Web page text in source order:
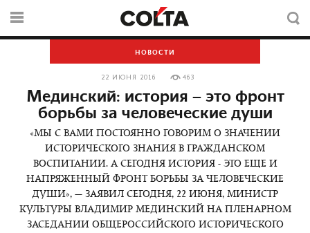
НОВОСТИ
22 ИЮНЯ 2016 463
Мединский: история – это фронт
борьбы за человеческие души
«МЫ С ВАМИ ПОСТОЯННО ГОВОРИМ О ЗНАЧЕНИИ
ИСТОРИЧЕСКОГО ЗНАНИЯ В ГРАЖДАНСКОМ
ВОСПИТАНИИ. А СЕГОДНЯ ИСТОРИЯ - ЭТО ЕЩЕ И
НАПРЯЖЕННЫЙ ФРОНТ БОРЬБЫ ЗА ЧЕЛОВЕЧЕСКИЕ
ДУШИ», — ЗАЯВИЛ СЕГОДНЯ, 22 ИЮНЯ, МИНИСТР
КУЛЬТУРЫ ВЛАДИМИР МЕДИНСКИЙ НА ПЛЕНАРНОМ
ЗАСЕДАНИИ ОБЩЕРОССИЙСКОГО ИСТОРИЧЕСКОГО